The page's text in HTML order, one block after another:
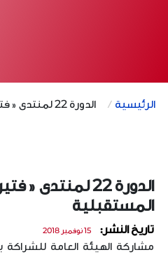
الرئيسية الدورة 22 لمنتدى « فتيراليا » للاعمال المستقبلية
الدورة 22 لمنتدى
المستقبلية
تاريخ النشر: 15 نوفمبر 2018
مشاركة الهيئة العامة للشراكة